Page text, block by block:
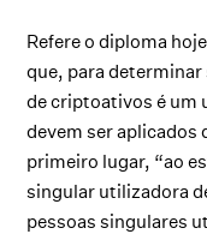
Refere o diploma
que, para
de criptoativos é um
devem ser
primeiro lugar, “ao
singular utilizadora
pessoas singulares